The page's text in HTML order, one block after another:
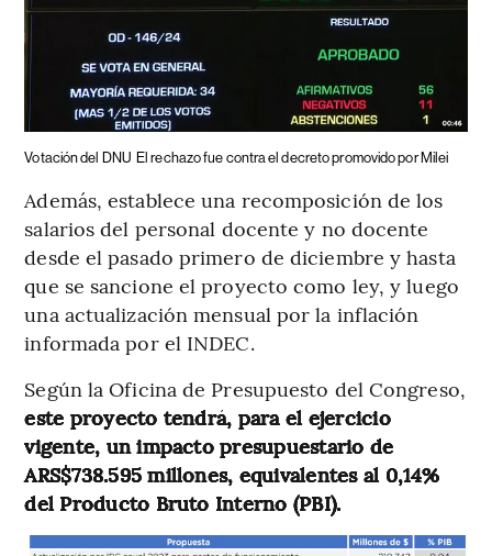
Votación del DNU El rechazo fue contra el decreto promovido por Milei
Además, establece una recomposición de los
salarios del personal docente y no docente
desde el pasado primero de diciembre y hasta
que se sancione el proyecto como ley, y luego
una actualización mensual por la inflación
informada por el INDEC.
Según la Oficina de Presupuesto del Congreso,
este proyecto tendrá, para el ejercicio
vigente, un impacto presupuestario de
ARS$738.595 millones, equivalentes al 0,14%
del Producto Bruto Interno (PBI).